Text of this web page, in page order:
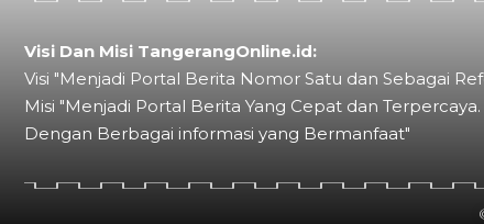
Visi Dan Misi TangerangOnline.id:
Visi "Menjadi Portal Berita Nomor Satu dan Sebagai
Misi "Menjadi Portal Berita Yang Cepat dan
Dengan Berbagai informasi yang Bermanfaat"